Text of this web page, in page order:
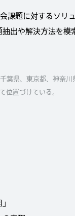
課題に対するソリ
出や解決方法を模
県、東京都、神奈川
位置づけている。